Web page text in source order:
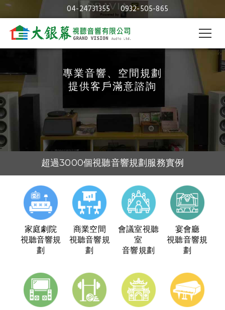
04-24731355 0932-505-865
維修喇叭｜台中維修喇叭｜大銀幕
視聽音響
專業音響、空間規劃
提供客戶滿意諮詢
超過3000個視聽音響規劃服務實例
30年的視聽音響及空間規劃經驗
視聽音響專業規劃與施工
家庭劇院
視聽音響規
劃
商業空間
視聽音響規
劃
會議室視聽
室
音響規劃
宴會廳
視聽音響規
劃